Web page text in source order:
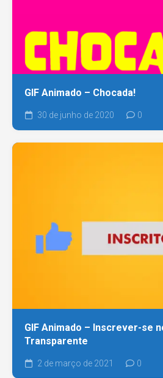
GIF Animado – Chocada!
30 de junho de 2020 0
GIF Animado – Inscrever-se
Transparente
2 de março de 2021 0